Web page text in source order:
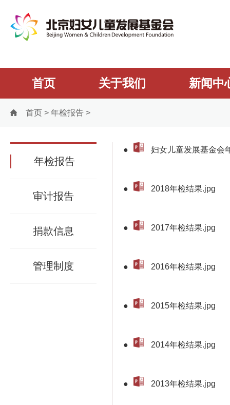
首页 关于我们 新闻中
首页 > 年检报告 >
年检报告
审计报告
捐款信息
管理制度
● 妇女儿童发展基金会
● 2018年检结果.jpg
● 2017年检结果.jpg
● 2016年检结果.jpg
● 2015年检结果.jpg
● 2014年检结果.jpg
● 2013年检结果.jpg